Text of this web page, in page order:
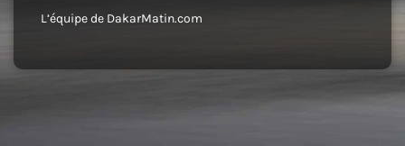
L’équipe de DakarMatin.com